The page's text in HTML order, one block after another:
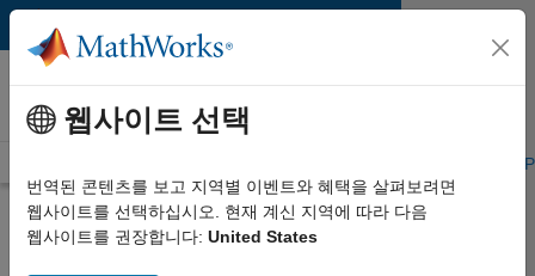
콘텐츠로 바로 가기
MATLAB and Simulink
Requirements
Previous Releases:
웹사이트 선택
번역된 콘텐츠를 보고 지역별 이벤트와 혜택을 살펴보려면
웹사이트를 선택하십시오. 현재 계신 지역에 따라 다음
웹사이트를 권장합니다: United States